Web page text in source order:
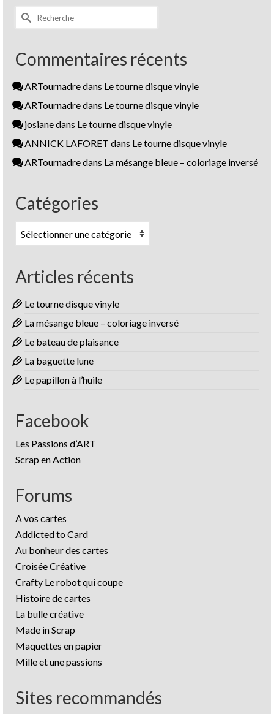
Rechercher :
Commentaires récents
ARTournadredans Le tourne disque vinyle
ARTournadredans Le tourne disque vinyle
josianedans Le tourne disque vinyle
ANNICK LAFORET dans Le tourne disque vinyle
ARTournadredans La mésange bleue – coloriage inversé
Catégories
Catégories
Articles récents
Le tourne disque vinyle
La mésange bleue – coloriage inversé
Le bateau de plaisance
La baguette lune
Le papillon à l’huile
Facebook
Les Passions d’ART
Scrap en Action
Forums
A vos cartes
Addicted to Card
Au bonheur des cartes
Croisée Créative
Crafty Le robot qui coupe
Histoire de cartes
La bulle créative
Made in Scrap
Maquettes en papier
Mille et une passions
Sites recommandés